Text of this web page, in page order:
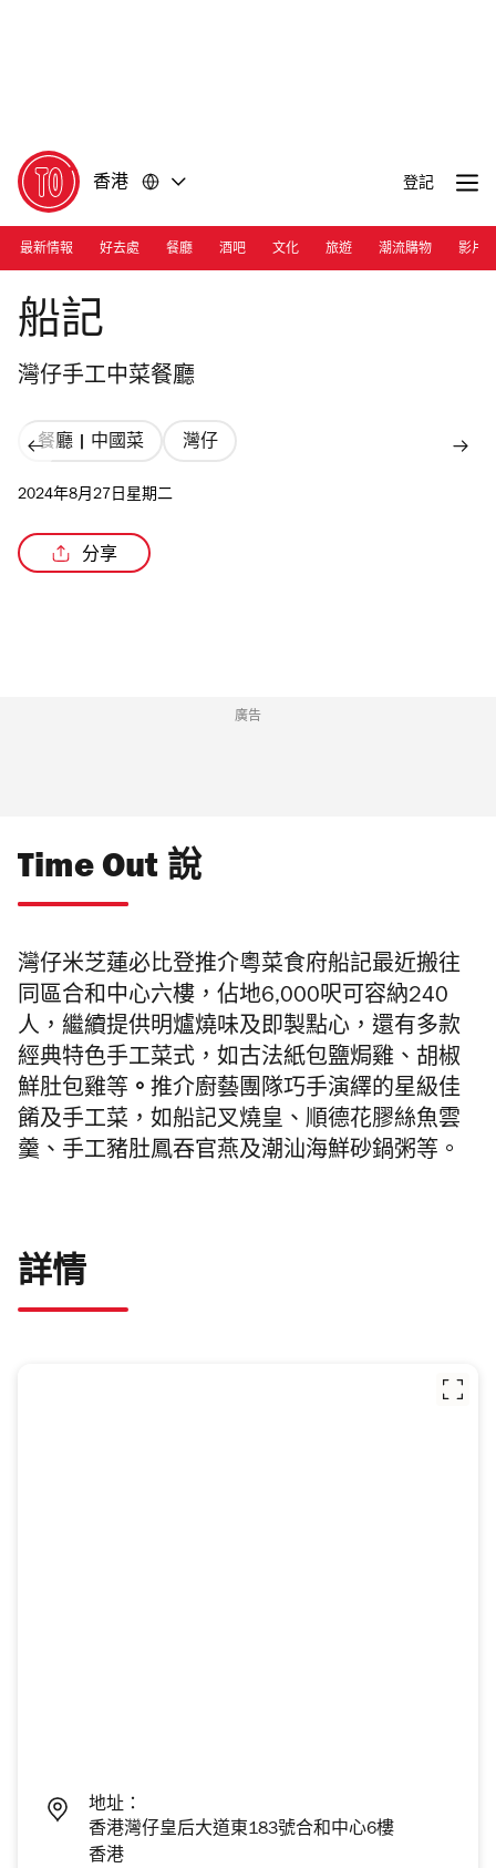
香港 登記
最新情報 好去處 餐廳 酒吧 文化 旅遊 潮流購物 影片
Photograph: Courtesy Ship Street Restaurant
船記
灣仔手工中菜餐廳
餐廳 | 中國菜 灣仔
2024年8月27日星期二
分享
廣告
Time Out 說
灣仔米芝蓮必比登推介粵菜食府船記最近搬往
同區合和中心六樓 ，佔地6,000呎可容納240
人，繼續提供明爐燒味及即製點心，還有 多款
經典特色手工菜式，如古法紙包鹽焗雞、胡椒
鮮肚包雞等 。 推介廚藝團隊巧手演繹的星級佳
餚及手工菜，如船記叉燒皇、順德花膠絲魚雲
羹、手工豬肚鳳吞官燕及潮汕海鮮砂鍋粥等。
詳情
地址：
香港灣仔皇后大道東183號合和中心6樓
香港